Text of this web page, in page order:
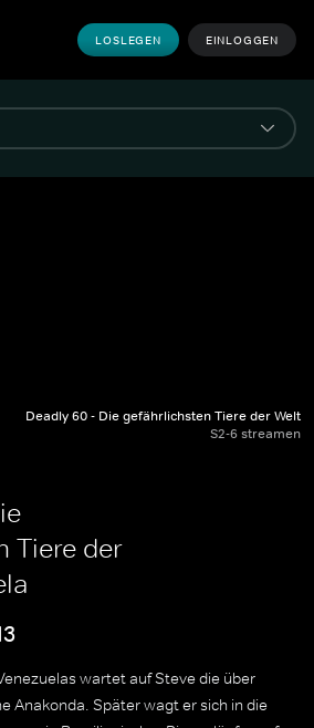
LOSLEGEN EINLOGGEN
Deadly 60 - Die gefährlichsten Tiere der Welt
S2-6 streamen
Tiere der
wartet auf Steve die über
Anakonda. Später wagt er sich in die